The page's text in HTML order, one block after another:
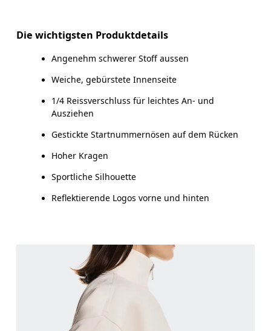
So misst du richtig
Die wichtigsten Produktdetails
Angenehm schwerer Stoff aussen
Weiche, gebürstete Innenseite
1/4 Reissverschluss für leichtes An- und
Ausziehen
Gestickte Startnummernösen auf dem Rücken
Hoher Kragen
Sportliche Silhouette
Reflektierende Logos vorne und hinten